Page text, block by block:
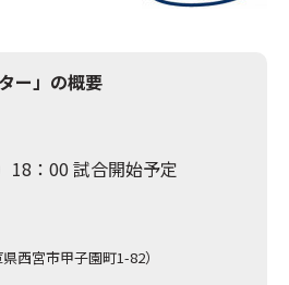
ー」の概要
18：00 試合開始予定
県西宮市甲子園町1-82）